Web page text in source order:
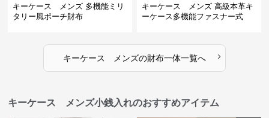
キーケース メンズ 多機能ミリ
タリー風ポーチ財布
キーケース メンズ 高級本革キ
ーケース多機能ファスナー式
キーケース メンズの財布一体一覧へ ›
キーケース メンズ小銭入れのおすすめアイテム